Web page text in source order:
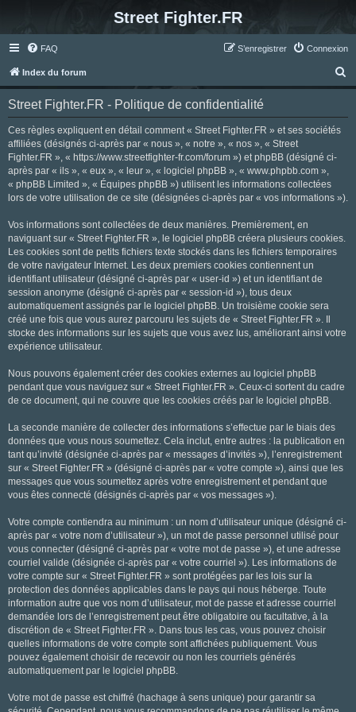
Street Fighter.FR
FAQ Connexion
S’enregistrer
Index du forum
e
Street Fighter.FR - Politique de confidentialité
Ces règles expliquent en détail comment « Street Fighter.FR » et ses sociétés
affiliées (désignés ci-après par « nous », « notre », « nos », « Street
Fighter.FR », « https://www.streetfighter-fr.com/forum ») et phpBB (désigné ci-
après par « ils », « eux », « leur », « logiciel phpBB », « www.phpbb.com »,
« phpBB Limited », « Équipes phpBB ») utilisent les informations collectées
lors de votre utilisation de ce site (désignées ci-après par « vos informations »).
Vos informations sont collectées de deux manières. Premièrement, en
naviguant sur « Street Fighter.FR », le logiciel phpBB créera plusieurs cookies.
Les cookies sont de petits fichiers texte stockés dans les fichiers temporaires
de votre navigateur Internet. Les deux premiers cookies contiennent un
identifiant utilisateur (désigné ci-après par « user-id ») et un identifiant de
session anonyme (désigné ci-après par « session-id »), tous deux
automatiquement assignés par le logiciel phpBB. Un troisième cookie sera
créé une fois que vous aurez parcouru les sujets de « Street Fighter.FR ». Il
stocke des informations sur les sujets que vous avez lus, améliorant ainsi votre
expérience utilisateur.
Nous pouvons également créer des cookies externes au logiciel phpBB
pendant que vous naviguez sur « Street Fighter.FR ». Ceux-ci sortent du cadre
de ce document, qui ne couvre que les cookies créés par le logiciel phpBB.
La seconde manière de collecter des informations s’effectue par le biais des
données que vous nous soumettez. Cela inclut, entre autres : la publication en
tant qu’invité (désignée ci-après par « messages d’invités »), l’enregistrement
sur « Street Fighter.FR » (désigné ci-après par « votre compte »), ainsi que les
messages que vous soumettez après votre enregistrement et pendant que
vous êtes connecté (désignés ci-après par « vos messages »).
Votre compte contiendra au minimum : un nom d’utilisateur unique (désigné ci-
après par « votre nom d’utilisateur »), un mot de passe personnel utilisé pour
vous connecter (désigné ci-après par « votre mot de passe »), et une adresse
courriel valide (désignée ci-après par « votre courriel »). Les informations de
votre compte sur « Street Fighter.FR » sont protégées par les lois sur la
protection des données applicables dans le pays qui nous héberge. Toute
information autre que vos nom d’utilisateur, mot de passe et adresse courriel
demandée lors de l’enregistrement peut être obligatoire ou facultative, à la
discrétion de « Street Fighter.FR ». Dans tous les cas, vous pouvez choisir
quelles informations de votre compte sont affichées publiquement. Vous
pouvez également choisir de recevoir ou non les courriels générés
automatiquement par le logiciel phpBB.
Votre mot de passe est chiffré (hachage à sens unique) pour garantir sa